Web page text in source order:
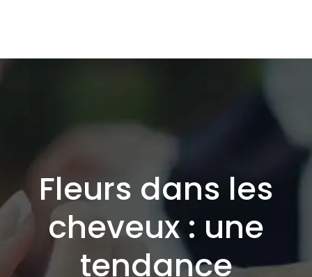
Fleurs dans les
cheveux : une
tendance